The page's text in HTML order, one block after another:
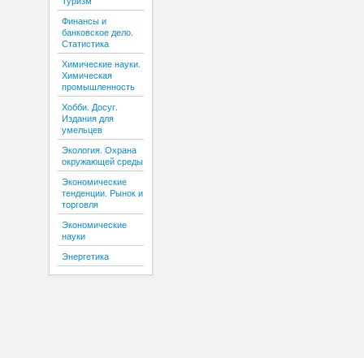
Финансы и
банковское дело.
Статистика
Химические науки.
Химическая
промышленность
Хобби. Досуг.
Издания для
умельцев
Экология. Охрана
окружающей среды
Экономические
тенденции. Рынок и
торговля
Экономические
науки
Энергетика